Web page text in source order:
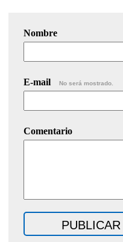
Nombre
E-mail No será mostrado.
Comentario